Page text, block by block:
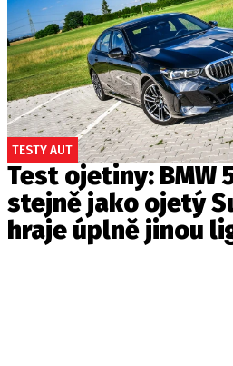
TESTY AUT
Test ojetiny: BMW
stejně jako ojetý
hraje úplně jinou